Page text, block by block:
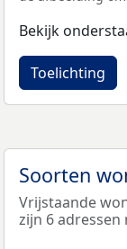
Bekijk
Toelichting
Soorten
Vrijstaande
zijn 6